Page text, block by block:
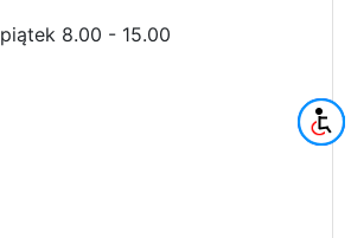
piątek 8.00 - 15.00